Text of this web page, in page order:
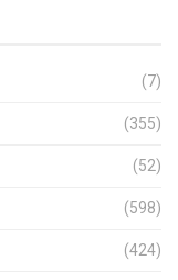
(7)
(355)
(52)
(598)
(424)